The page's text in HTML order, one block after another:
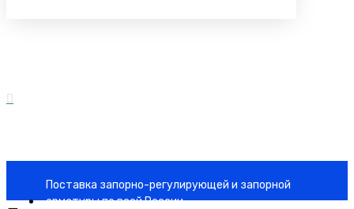
Поставка запорно-регулирующей и запорной
арматуры по всей России